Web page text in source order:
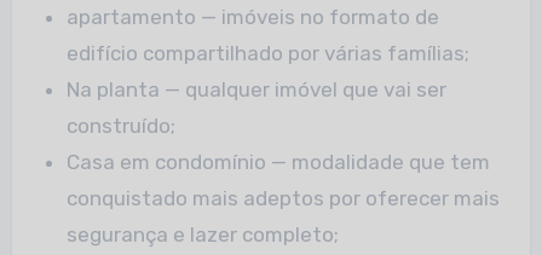
apartamento — imóveis no formato de
edifício compartilhado por várias famílias;
Na planta — qualquer imóvel que vai ser
construído;
Casa em condomínio — modalidade que tem
conquistado mais adeptos por oferecer mais
segurança e lazer completo;